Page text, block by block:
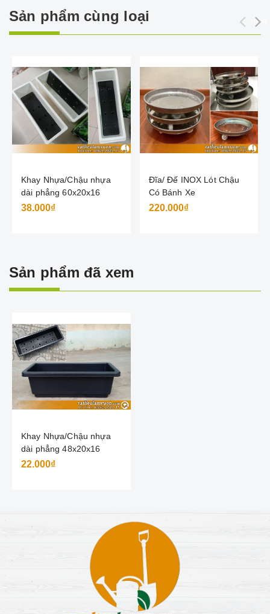
Sản phẩm cùng loại
Khay Nhựa/Chậu nhựa
dài phẳng 60x20x16
38.000₫
Đĩa/ Đế INOX Lót Chậu
Có Bánh Xe
220.000₫
next
Sản phẩm đã xem
Khay Nhựa/Chậu nhựa
dài phẳng 48x20x16
22.000₫